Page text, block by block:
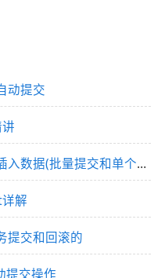
动提交
mysql存储中使用while批量插入数据(批量提交和单个提交的区别)
解
提交和回滚的
提交操作